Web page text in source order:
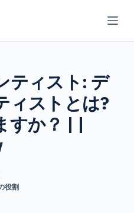
ティスト: デ
ィストとは?
すか？ | |
役割